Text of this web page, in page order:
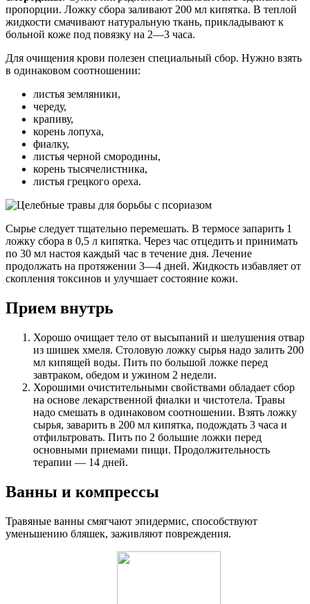
пропорции. Ложку сбора заливают 200 мл кипятка. В теплой
жидкости смачивают натуральную ткань, прикладывают к
больной коже под повязку на 2—3 часа.
Для очищения крови полезен специальный сбор. Нужно взять
в одинаковом соотношении:
листья земляники,
череду,
крапиву,
корень лопуха,
фиалку,
листья черной смородины,
корень тысячелистника,
листья грецкого ореха.
Сырье следует тщательно перемешать. В термосе запарить 1
ложку сбора в 0,5 л кипятка. Через час отцедить и принимать
по 30 мл настоя каждый час в течение дня. Лечение
продолжать на протяжении 3—4 дней. Жидкость избавляет от
скопления токсинов и улучшает состояние кожи.
Прием внутрь
Хорошо очищает тело от высыпаний и шелушения отвар
из шишек хмеля. Столовую ложку сырья надо залить 200
мл кипящей воды. Пить по большой ложке перед
завтраком, обедом и ужином 2 недели.
Хорошими очистительными свойствами обладает сбор
на основе лекарственной фиалки и чистотела. Травы
надо смешать в одинаковом соотношении. Взять ложку
сырья, заварить в 200 мл кипятка, подождать 3 часа и
отфильтровать. Пить по 2 большие ложки перед
основными приемами пищи. Продолжительность
терапии — 14 дней.
Ванны и компрессы
Травяные ванны смягчают эпидермис, способствуют
уменьшению бляшек, заживляют повреждения.